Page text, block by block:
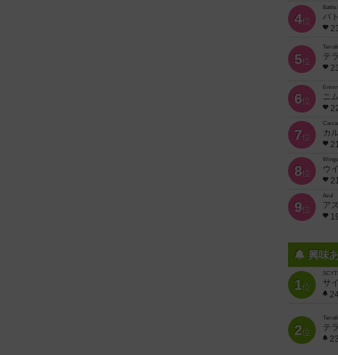
4位
Battle
バ
5位
テ
6位
6
ニ
7位
カ
8位
ウ
9位
Azul
ア
興味
1位
サ
2位
テ